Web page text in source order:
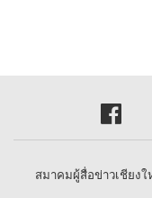
สมาคมผู้สื่อข่าวเชียงใ